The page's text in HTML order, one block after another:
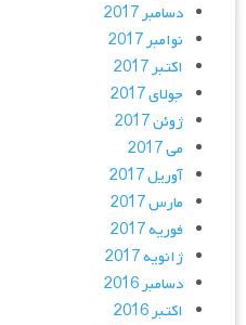
دسامبر 2017
نوامبر 2017
اکتبر 2017
جولای 2017
ژوئن 2017
می 2017
آوریل 2017
مارس 2017
فوریه 2017
ژانویه 2017
دسامبر 2016
اکتبر 2016